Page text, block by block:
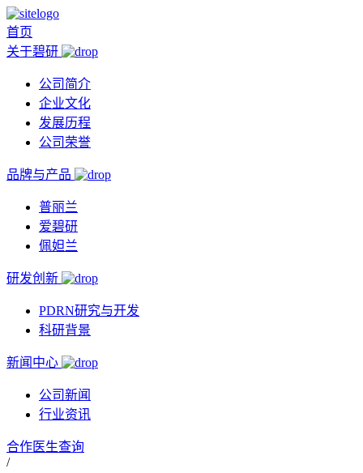
首页
关于碧研
公司简介
企业文化
发展历程
公司荣誉
品牌与产品
普丽兰
爱碧研
佩妲兰
研发创新
PDRN研究与开发
科研背景
新闻中心
公司新闻
行业资讯
合作医生查询
/